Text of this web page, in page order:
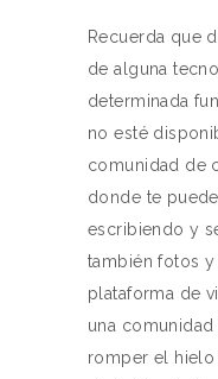
Recuerda que
de alguna
determinada
no esté
comunidad de
donde te
escribiendo y
también fotos y
plataforma de
una
romper el